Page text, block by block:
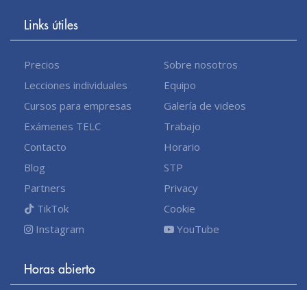
Links útiles
Precios
Lecciones individuales
Cursos para empresas
Exámenes TELC
Contacto
Blog
Partners
TikTok
Instagram
Sobre nosotros
Equipo
Galería de videos
Trabajo
Horario
STP
Privacy
Cookie
YouTube
Horas abierto